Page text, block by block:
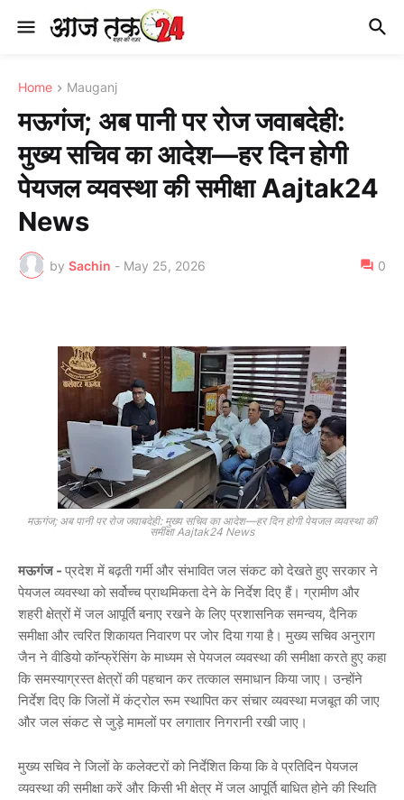
Home Mauganj
मऊगंज; अब पानी पर रोज जवाबदेही:
मुख्य सचिव का आदेश—हर दिन होगी
पेयजल व्यवस्था की समीक्षा Aajtak24
News
by Sachin - May 25, 2026 0
मऊगंज; अब पानी पर रोज जवाबदेही: मुख्य सचिव का आदेश—हर दिन होगी पेयजल व्यवस्था की
समीक्षा Aajtak24 News
मऊगंज - प्रदेश में बढ़ती गर्मी और संभावित जल संकट को देखते हुए सरकार ने
पेयजल व्यवस्था को सर्वोच्च प्राथमिकता देने के निर्देश दिए हैं। ग्रामीण और
शहरी क्षेत्रों में जल आपूर्ति बनाए रखने के लिए प्रशासनिक समन्वय, दैनिक
समीक्षा और त्वरित शिकायत निवारण पर जोर दिया गया है। मुख्य सचिवअनुराग
जैन ने वीडियो कॉन्फ्रेंसिंग के माध्यम से पेयजल व्यवस्था की समीक्षा करते हुए कहा
कि समस्याग्रस्त क्षेत्रों की पहचान कर तत्काल समाधान किया जाए। उन्होंने
निर्देश दिए कि जिलों में कंट्रोल रूम स्थापित कर संचार व्यवस्था मजबूत की जाए
और जल संकट से जुड़े मामलों पर लगातार निगरानी रखी जाए।
मुख्य सचिव ने जिलों के कलेक्टरों को निर्देशित किया कि वे प्रतिदिन पेयजल
व्यवस्था की समीक्षा करें और किसी भी क्षेत्र में जल आपूर्ति बाधित होने की स्थिति